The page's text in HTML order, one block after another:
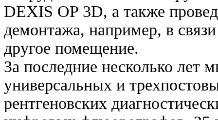
DEXIS OP 3D, а также
демонтажа, например, в
другое помещение.
За последние несколько лет
универсальных и
рентгеновских